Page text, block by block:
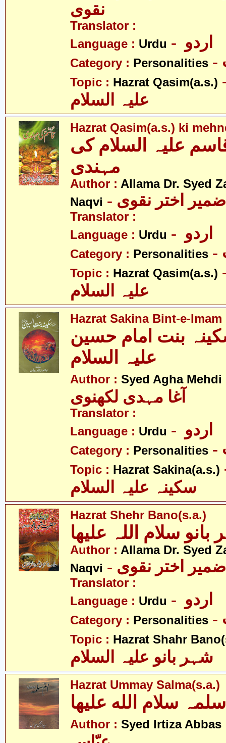
نقوی
Translator :
Language : Urdu
Category : Personalities
Topic : Hazrat Qasim(a.s.)
علیہ السلام
Hazrat Qasim(a.s.) ki
علیہ السلام کی
مہندی
Author : Allama Dr. Syed
Naqvi
اختر نقوی
Translator :
Language : Urdu
Category : Personalities
Topic : Hazrat Qasim(a.s.)
علیہ السلام
Hazrat Sakina Bint-e-
بنت امام حسین
Author : Syed Agha
آغا مہدی لکھنوی
Translator :
Language : Urdu
Category : Personalities
Topic : Hazrat Sakina(a.s.)
سکینہ علیہ السلام
Hazrat Shehr Bano(s.a.)
سلام اللہ علیھا
Author : Allama Dr. Syed
Naqvi
اختر نقوی
Translator :
Language : Urdu
Category : Personalities
Topic : Hazrat Shahr
شہر بانو علیہ السلام
Hazrat Ummay Salma(s.a.)
Author : Syed Irtiza Abbas